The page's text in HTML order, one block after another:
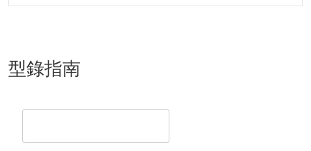
型錄指南